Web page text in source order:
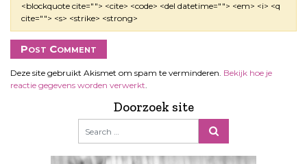
<blockquote cite=""> <cite> <code> <del datetime=""> <em> <i> <q
cite=""> <s> <strike> <strong>
Deze site gebruikt Akismet om spam te verminderen. Bekijk hoe je
reactie gegevens worden verwerkt.
Doorzoek site